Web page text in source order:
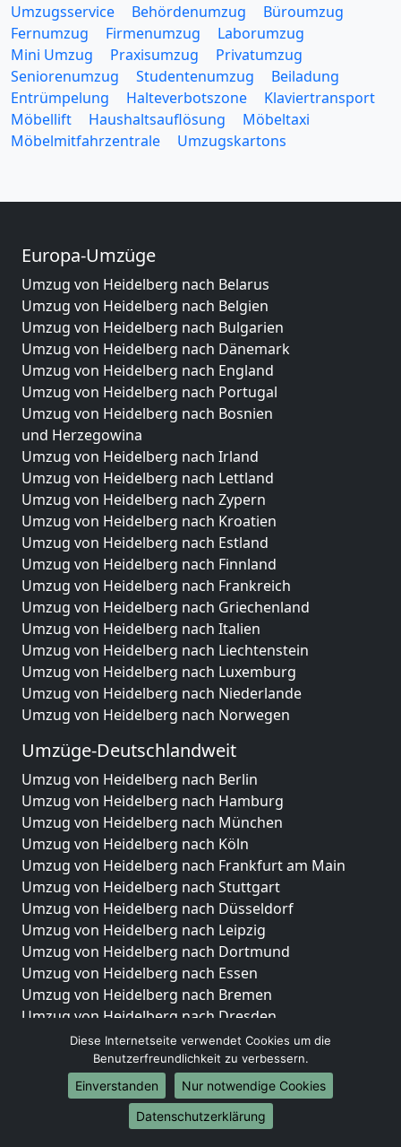
Umzugsservice Behördenumzug
Büroumzug
Fernumzug
Firmenumzug
Laborumzug
Mini Umzug
Praxisumzug
Privatumzug
Seniorenumzug
Studentenumzug
Beiladung
Entrümpelung
Halteverbotszone
Klaviertransport
Möbellift
Haushaltsauflösung
Möbeltaxi
Möbelmitfahrzentrale
Umzugskartons
Europa-Umzüge
Umzug von Heidelberg nach Belarus
Umzug von Heidelberg nach Belgien
Umzug von Heidelberg nach Bulgarien
Umzug von Heidelberg nach Dänemark
Umzug von Heidelberg nach England
Umzug von Heidelberg nach Portugal
Umzug von Heidelberg nach Bosnien
und Herzegowina
Umzug von Heidelberg nach Irland
Umzug von Heidelberg nach Lettland
Umzug von Heidelberg nach Zypern
Umzug von Heidelberg nach Kroatien
Umzug von Heidelberg nach Estland
Umzug von Heidelberg nach Finnland
Umzug von Heidelberg nach Frankreich
Umzug von Heidelberg nach Griechenland
Umzug von Heidelberg nach Italien
Umzug von Heidelberg nach Liechtenstein
Umzug von Heidelberg nach Luxemburg
Umzug von Heidelberg nach Niederlande
Umzug von Heidelberg nach Norwegen
Umzüge-Deutschlandweit
Umzug von Heidelberg nach Berlin
Umzug von Heidelberg nach Hamburg
Umzug von Heidelberg nach München
Umzug von Heidelberg nach Köln
Umzug von Heidelberg nach Frankfurt am Main
Umzug von Heidelberg nach Stuttgart
Umzug von Heidelberg nach Düsseldorf
Umzug von Heidelberg nach Leipzig
Umzug von Heidelberg nach Dortmund
Umzug von Heidelberg nach Essen
Umzug von Heidelberg nach Bremen
Umzug von Heidelberg nach Dresden
Umzug von Heidelberg nach Hannover
Umzug von Heidelberg nach Nürnberg
Umzug von Heidelberg nach Duisburg
Umzug von Heidelberg nach Bochum
Umzug von Heidelberg nach Wuppertal
Diese Internetseite verwendet Cookies um die
Benutzerfreundlichkeit zu verbessern.
Einverstanden
Nur notwendige Cookies
Datenschutzerklärung